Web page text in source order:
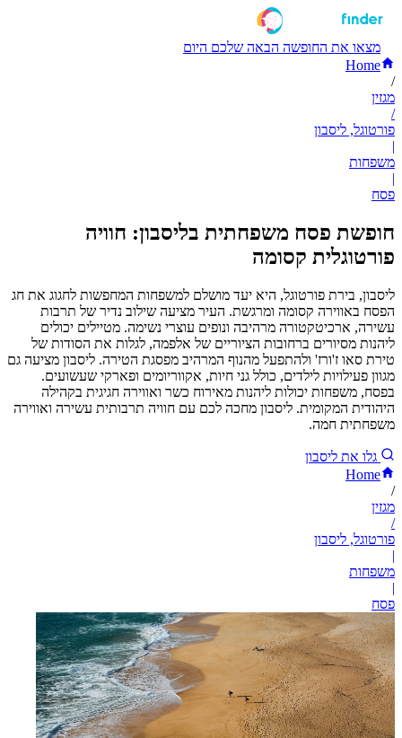
מצאו את החופשה הבאה שלכם היום
Home
/
מגזין
/
פורטוגל, ליסבון
|
משפחות
|
פסח
חופשת פסח משפחתית בליסבון: חוויה
פורטוגלית קסומה
ליסבון, בירת פורטוגל, היא יעד מושלם למשפחות המחפשות לחגוג את חג
הפסח באווירה קסומה ומרגשת. העיר מציעה שילוב נדיר של תרבות
עשירה, ארכיטקטורה מרהיבה ונופים עוצרי נשימה. מטיילים יכולים
ליהנות מסיורים ברחובות הציוריים של אלפמה, לגלות את הסודות של
טירת סאו ז'ורז' ולהתפעל מהנוף המרהיב מפסגת הטירה. ליסבון מציעה גם
מגוון פעילויות לילדים, כולל גני חיות, אקווריומים ופארקי שעשועים.
בפסח, משפחות יכולות ליהנות מאירוח כשר ואווירה חגיגית בקהילה
היהודית המקומית. ליסבון מחכה לכם עם חוויה תרבותית עשירה ואווירה
משפחתית חמה.
גלו את ליסבון
Home
/
מגזין
/
פורטוגל, ליסבון
|
משפחות
|
פסח